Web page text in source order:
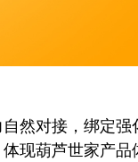
然对接，绑定
现葫芦世家产